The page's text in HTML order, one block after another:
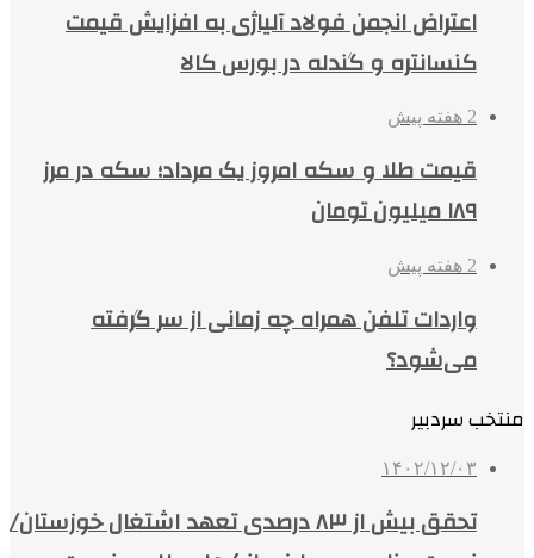
اعتراض انجمن فولاد آلیاژی به افزایش قیمت
کنسانتره و گندله در بورس کالا
2 هفته پیش
قیمت طلا و سکه امروز یک مرداد؛ سکه در مرز
۱۸۹ میلیون تومان
2 هفته پیش
واردات تلفن همراه چه زمانی از سر گرفته
می‌شود؟
منتخب سردبیر
۱۴۰۲/۱۲/۰۳
تحقق بیش از ۸۳ درصدی تعهد اشتغال خوزستان/